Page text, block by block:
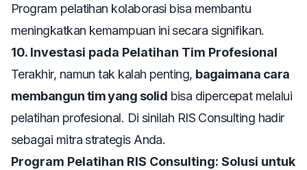
Program pelatihan kolaborasi bisa membantu
meningkatkan kemampuan ini secara signifikan.
10. Investasi pada Pelatihan Tim Profesional
Terakhir, namun tak kalah penting, bagaimana cara
membangun tim yang solid bisa dipercepat melalui
pelatihan profesional. Di sinilah RIS Consulting hadir
sebagai mitra strategis Anda.
Program Pelatihan RIS Consulting: Solusi untuk